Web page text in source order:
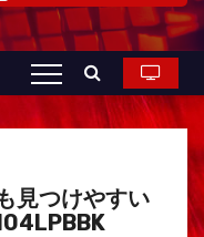
見つけやすい